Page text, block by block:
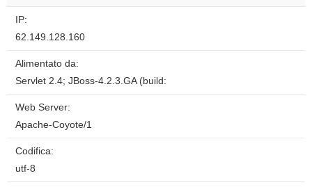
IP:
62.149.128.160
Alimentato da:
Servlet 2.4; JBoss-4.2.3.GA (build:
Web Server:
Apache-Coyote/1
Codifica:
utf-8